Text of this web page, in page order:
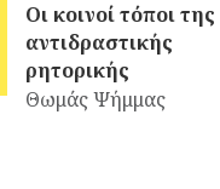
Οι κοινοί τόποι της
αντιδραστικής
ρητορικής
Θωμάς Ψήμμας